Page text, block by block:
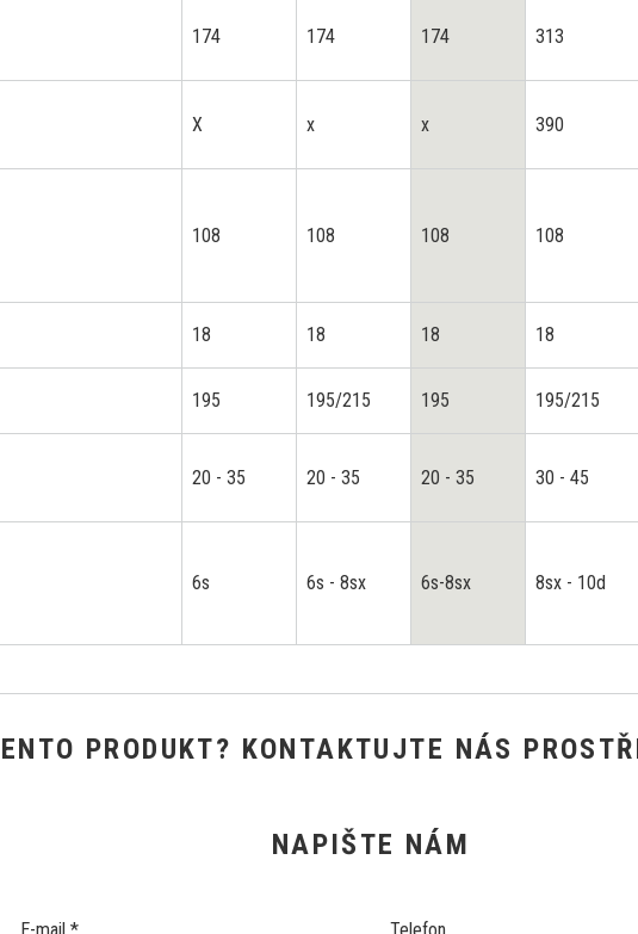
174 174 174 313
X x x 390
108 108 108 108
18 18 18 18
195 195/215 195 195/215
20 - 35 20 - 35 20 - 35 30 - 45
6s 6s - 8sx 6s-8sx 8sx - 10d
PRODUKT? KONTAKTUJTE NÁS
NAPIŠTE NÁM